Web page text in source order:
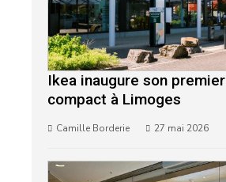
Ikea inaugure son
compact à Limoges
Camille Borderie 27 mai 2026